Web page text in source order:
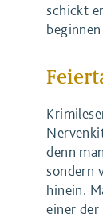
schickt
denn
sondern
hinein.
einer der